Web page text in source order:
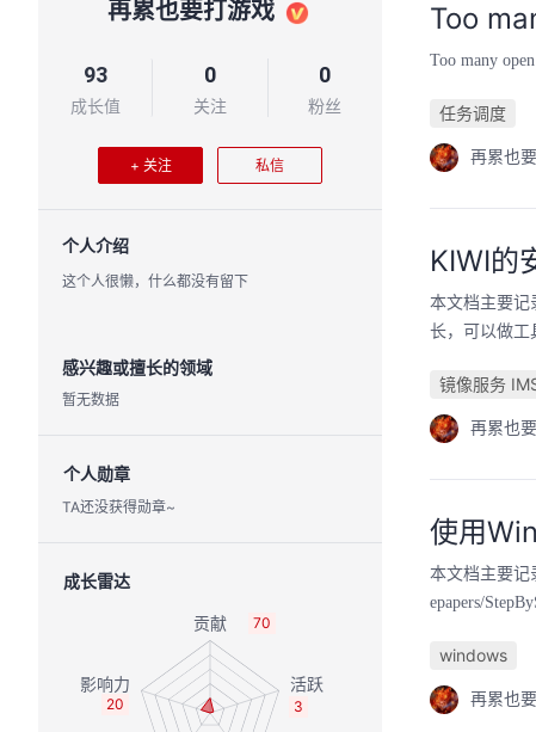
再累也要打游戏
93
成长值
0
关注
0
粉丝
+ 关注 私信
个人介绍
这个人很懒，什么都没有留下
感兴趣或擅长的领域
暂无数据
个人勋章
TA还没获得勋章~
成长雷达
70
3
20
Too
Too many
任务调度
再累也
KIWI的
本文档主要记
长，可以做工
镜像服务
再累也
使用
本文档主要记
epapers/
windows
再累也